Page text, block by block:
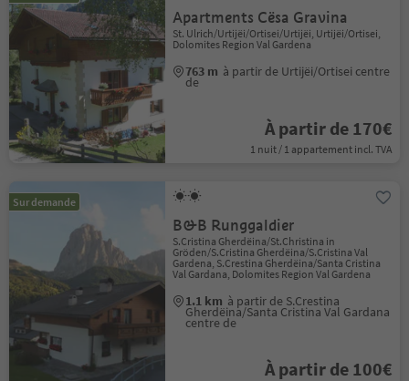
Apartments Cësa Gravina
St. Ulrich/Urtijëi/Ortisei/Urtijëi, Urtijëi/Ortisei,
Dolomites Region Val Gardena
763 m à partir de Urtijëi/Ortisei centre
de
À partir de 170€
1 nuit / 1 appartement incl. TVA
Sur demande
B&B Runggaldier
S.Cristina Gherdëina/St.Christina in
Gröden/S.Cristina Gherdëina/S.Cristina Val
Gardena, S.Crestina Gherdëina/Santa Cristina
Val Gardana, Dolomites Region Val Gardena
1.1 km à partir de S.Crestina
Gherdëina/Santa Cristina Val Gardana
centre de
À partir de 100€